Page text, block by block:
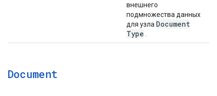
внешнего
подмножества данных
для узла Document
Type
Document